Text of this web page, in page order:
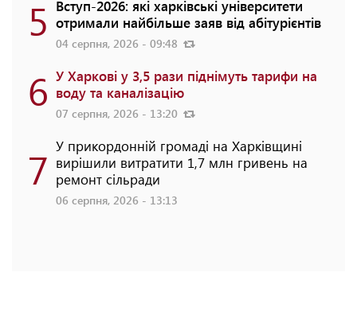
5 Вступ-2026: які харківські університети
отримали найбільше заяв від абітурієнтів
04 серпня, 2026 - 09:48
6 У Харкові у 3,5 рази піднімуть тарифи на
воду та каналізацію
07 серпня, 2026 - 13:20
7 У прикордонній громаді на Харківщині
вирішили витратити 1,7 млн гривень на
ремонт сільради
06 серпня, 2026 - 13:13